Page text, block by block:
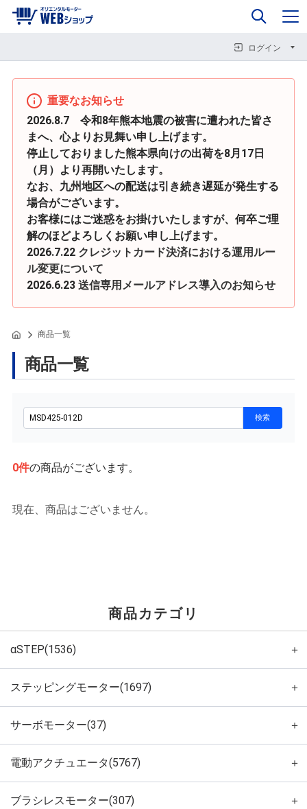
企業情報
ログイン
カート 0
重要なお知らせ
2026.8.7 令和8年熊本地震の被害に遭われた皆さ
まへ、心よりお見舞い申し上げます。
停止しておりました熊本県向けの出荷を8月17日
（月）より再開いたします。
なお、九州地区への配送は引き続き遅延が発生する
場合がございます。
お客様にはご迷惑をお掛けいたしますが、何卒ご理
解のほどよろしくお願い申し上げます。
2026.7.22 クレジットカード決済における運用ルー
ル変更について
2026.6.23 送信専用メールアドレス導入のお知らせ
商品一覧
商品一覧
0件の商品がございます。
現在、商品はございません。
商品カテゴリ
αSTEP(1536) ＋
ステッピングモーター(1697) ＋
サーボモーター(37) ＋
電動アクチュエータ(5767) ＋
ブラシレスモーター(307) ＋